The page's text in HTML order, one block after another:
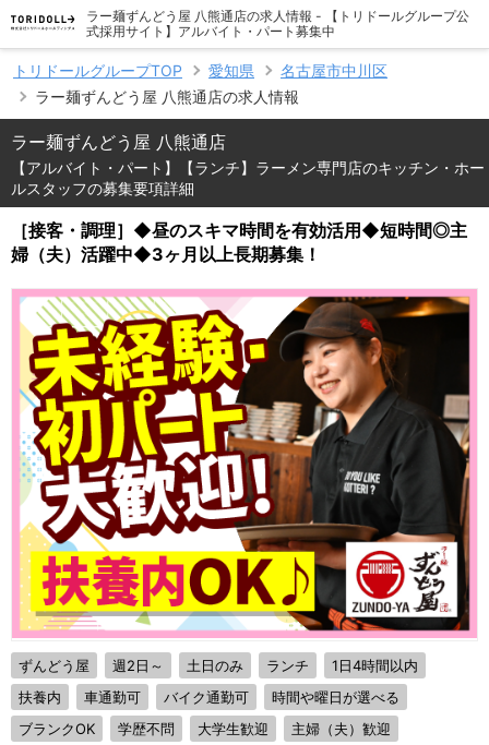
ラー麺ずんどう屋 八熊通店の求人情報 - 【トリドールグループ公
式採用サイト】アルバイト・パート募集中
トリドールグループTOP 愛知県
名古屋市中川区
ラー麺ずんどう屋 八熊通店の求人情報
ラー麺ずんどう屋 八熊通店
【アルバイト・パート】【ランチ】ラーメン専門店のキッチン・ホー
ルスタッフの募集要項詳細
［接客・調理］◆昼のスキマ時間を有効活用◆短時間◎主
婦（夫）活躍中◆3ヶ月以上長期募集！
ずんどう屋 週2日～ 土日のみ ランチ
1日4時間以内
扶養内
車通勤可 バイク通勤可
時間や曜日が選べる
ブランクOK
学歴不問 大学生歓迎
主婦（夫）歓迎